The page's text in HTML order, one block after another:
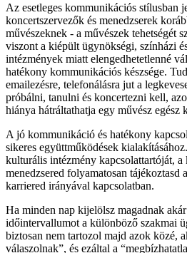
Az esetleges kommunikációs stílusban
koncertszervezők és menedzserek
művészeknek - a művészek tehetségét
viszont a kiépült ügynökségi, színházi
intézmények miatt elengedhetetlenné
hatékony kommunikációs készsége.
emailezésre, telefonálásra jut a
próbálni, tanulni és koncertezni kell,
hiánya hátráltathatja egy művész egész
A jó kommunikáció és hatékony
sikeres együttműködések
kulturális intézmény kapcsolattartóját,
menedzsered folyamatosan tájékoztasd
karriered irányával kapcsolatban.
Ha minden nap kijelölsz magadnak
időintervallumot a különböző szakmai
biztosan nem tartozol majd azok közé,
válaszolnak”, és ezáltal a